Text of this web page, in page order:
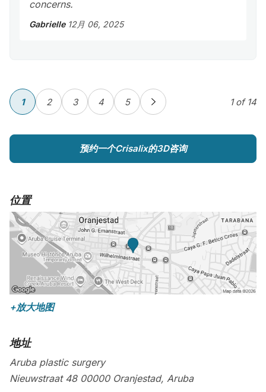
concerns.
Gabrielle 12月 06, 2025
1 2 3 4 5 1of 14
预约一个Crisalix的3D咨询
位置
+放大地图
地址
Aruba plastic surgery
Nieuwstraat 48 00000 Oranjestad, Aruba